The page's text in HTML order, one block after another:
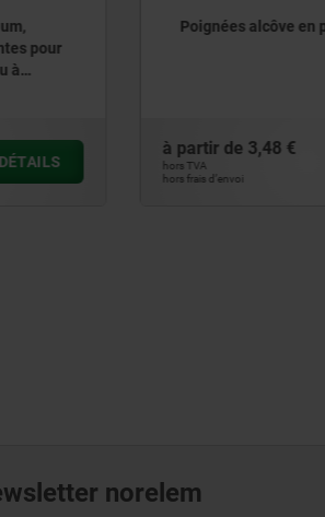
DÉTAILS
Poignées alcôve en
à partir de 5,12 €
hors TVA
hors frais d’envoi
norelem